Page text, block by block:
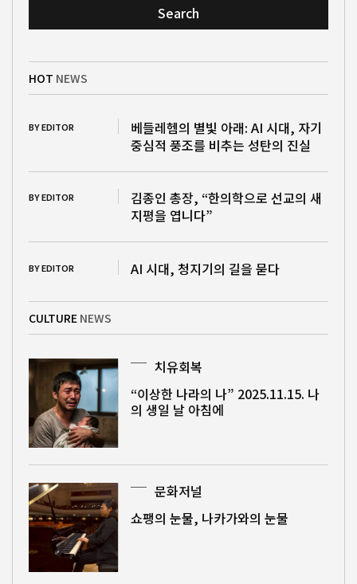
Search
HOT NEWS
BY EDITOR
베들레헴의 별빛 아래: AI 시대, 자기
중심적 풍조를 비추는 성탄의 진실
BY EDITOR
김종인 총장, “한의학으로 선교의 새
지평을 엽니다”
BY EDITOR AI 시대, 청지기의 길을 묻다
CULTURE NEWS
치유회복
“이상한 나라의 나” 2025.11.15. 나
의 생일 날 아침에
문화저널
쇼팽의 눈물, 나카가와의 눈물